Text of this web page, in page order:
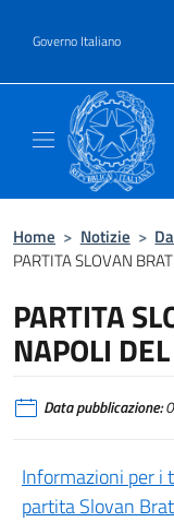
Governo Italiano
Home > Notizie >
PARTITA SLOVAN
PARTITA
NAPOLI
Data pubblicazione:
Informazioni per i
partita Slovan